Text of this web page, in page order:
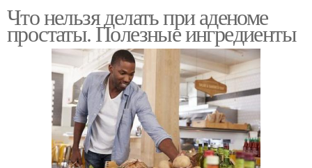
Что нельзя делать при аденоме
простаты. Полезные ингредиенты